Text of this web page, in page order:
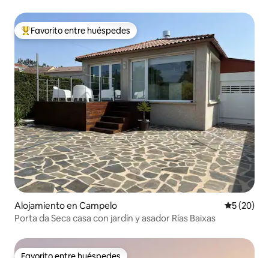
Favorito entre huéspedes preferido
Favorito entre huéspedes
Alojamiento en Campelo
5 (20)
Porta da Seca casa con jardín y asador Rías Baixas